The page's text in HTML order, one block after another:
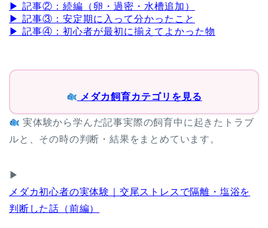
▶ 記事②：続編（卵・過密・水槽追加）
▶ 記事③：安定期に入って分かったこと
▶ 記事④：初心者が最初に揃えてよかった物
メダカ飼育カテゴリを見る
実体験から学んだ記事実際の飼育中に起きたトラブ
ルと、その時の判断・結果をまとめています。
▶
メダカ初心者の実体験｜交尾ストレスで隔離・塩浴を
判断した話（前編）